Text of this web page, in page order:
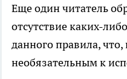
Еще один читатель
отсутствие каких-
данного правила,
необязательным к